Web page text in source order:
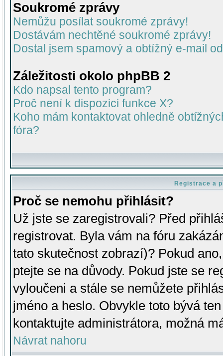
Soukromé zprávy
Nemůžu posílat soukromé zprávy!
Dostávám nechtěné soukromé zprávy!
Dostal jsem spamový a obtížný e-mail
Záležitosti okolo phpBB 2
Kdo napsal tento program?
Proč není k dispozici funkce X?
Koho mám kontaktovat ohledně
fóra?
Registrace a
Proč se nemohu přihlásit?
Už jste se zaregistrovali? Před
registrovat. Byla vám na fóru
tato skutečnost zobrazí)? Pokud
ptejte se na důvody. Pokud jste se
vyloučeni a stále se nemůžete
jméno a heslo. Obvykle toto bývá
kontaktujte administrátora, možná
Návrat nahoru